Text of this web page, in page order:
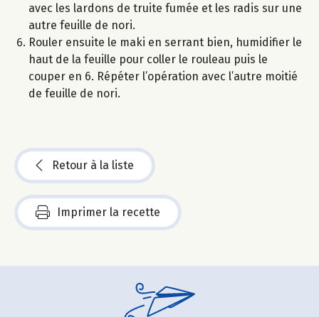
avec les lardons de truite fumée et les radis sur une
autre feuille de nori.
Rouler ensuite le maki en serrant bien, humidifier le
haut de la feuille pour coller le rouleau puis le
couper en 6. Répéter l’opération avec l’autre moitié
de feuille de nori.
Retour à la liste
Imprimer la recette